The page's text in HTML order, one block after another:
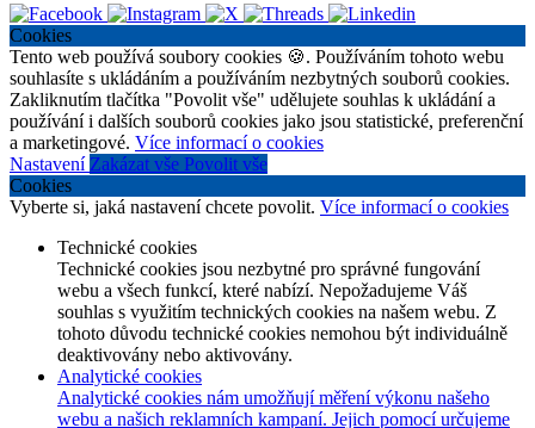
Cookies
Tento web používá soubory cookies 🍪. Používáním tohoto webu
souhlasíte s ukládáním a používáním nezbytných souborů cookies.
Zakliknutím tlačítka "Povolit vše" udělujete souhlas k ukládání a
používání i dalších souborů cookies jako jsou statistické, preferenční
a marketingové. Více informací o cookies
Nastavení Zakázat vše Povolit vše
Cookies
Vyberte si, jaká nastavení chcete povolit. Více informací o cookies
Technické cookies
Technické cookies jsou nezbytné pro správné fungování
webu a všech funkcí, které nabízí. Nepožadujeme Váš
souhlas s využitím technických cookies na našem webu. Z
tohoto důvodu technické cookies nemohou být individuálně
deaktivovány nebo aktivovány.
Analytické cookies
Analytické cookies nám umožňují měření výkonu našeho
webu a našich reklamních kampaní. Jejich pomocí určujeme